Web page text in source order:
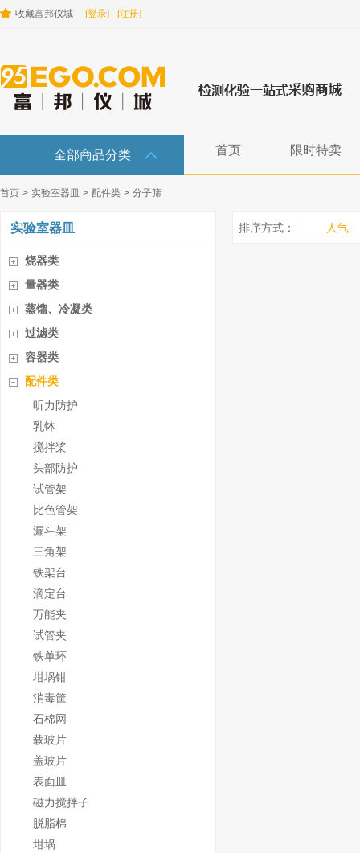
收藏富邦仪城 [登录] [注册]
全部商品分类 首页 限时特卖
首页 > 实验室器皿 > 配件类 > 分子筛
实验室器皿
烧器类
量器类
蒸馏、冷凝类
过滤类
容器类
配件类
听力防护
乳钵
搅拌桨
头部防护
试管架
比色管架
漏斗架
三角架
铁架台
滴定台
万能夹
试管夹
铁单环
坩埚钳
消毒筐
石棉网
载玻片
盖玻片
表面皿
磁力搅拌子
脱脂棉
坩埚
排序方式： 人气